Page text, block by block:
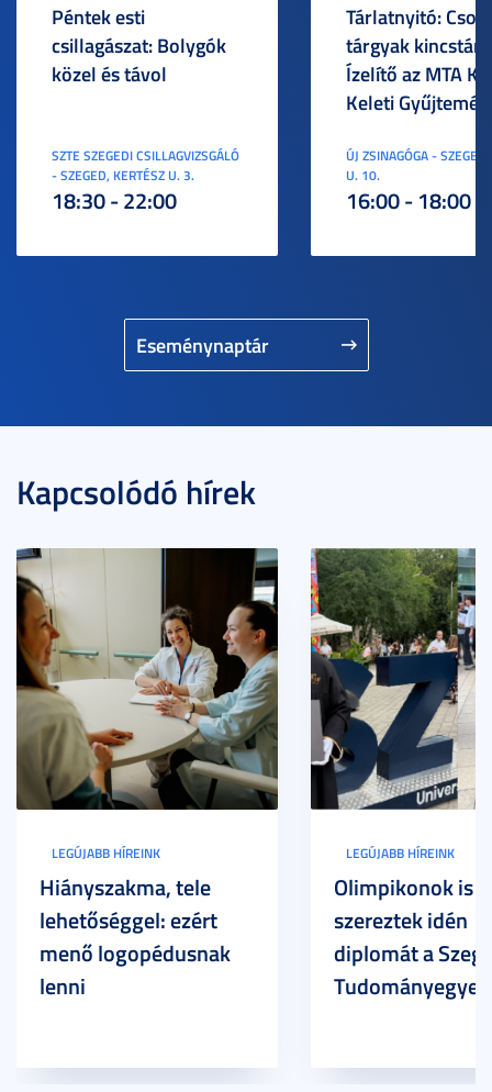
Eseménynaptár
Péntek esti
csillagászat: Bolygók
közel és távol
SZTE SZEGEDI CSILLAGVIZSGÁLÓ
- SZEGED, KERTÉSZ U. 3.
18:30 - 22:00
Tárlatnyitó:
tárgyak
Ízelítő az MTA
Keleti
ÚJ ZSINAGÓGA -
U. 10.
16:00 - 18:00
Kapcsolódó hírek
LEGÚJABB HÍREINK
Hiányszakma, tele
lehetőséggel: ezért
menő logopédusnak
lenni
LEGÚJABB HÍREINK
Olimpikonok is
szereztek idén
diplomát a